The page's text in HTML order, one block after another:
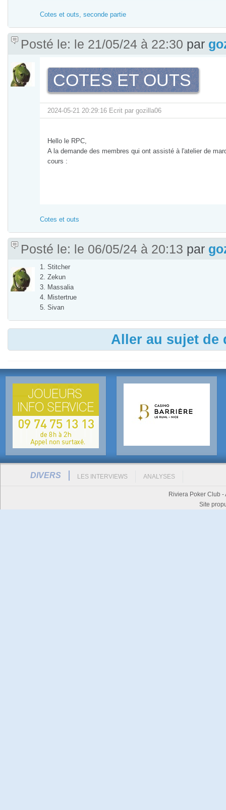
Cotes et outs, seconde partie
Posté le: le 21/05/24 à 22:30 par
COTES ET OUTS
2024-05-21 20:29:16 Ecrit par gozilla06
Hello le RPC,
A la demande des membres qui ont assisté à l'atelier de
cours :
Cotes et outs
Posté le: le 06/05/24 à 20:13 par
1. Stitcher
2. Zekun
3. Massalia
4. Mistertrue
5. Sivan
Aller au sujet de
DIVERS LES INTERVIEWS ANALYSES
Riviera Poker Club
Site